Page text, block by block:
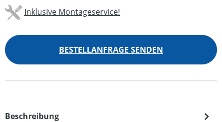
Inklusive Montageservice!
BESTELLANFRAGE SENDEN
Beschreibung